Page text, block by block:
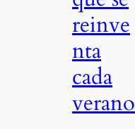
reinve
nta
cada
verano